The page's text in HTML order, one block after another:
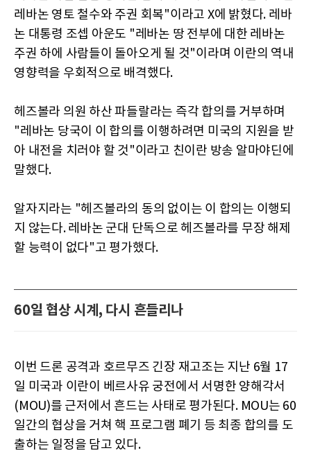
레바논 영토 철수와 주권 회복"이라고 X에 밝혔다. 레바
논 대통령 조셉 아운도 "레바논 땅 전부에 대한 레바논
주권 하에 사람들이 돌아오게 될 것"이라며 이란의 역내
영향력을 우회적으로 배격했다.
헤즈볼라 의원 하산 파들랄라는 즉각 합의를 거부하며
"레바논 당국이 이 합의를 이행하려면 미국의 지원을 받
아 내전을 치러야 할 것"이라고 친이란 방송 알마야딘에
말했다.
알자지라는 "헤즈볼라의 동의 없이는 이 합의는 이행되
지 않는다. 레바논 군대 단독으로 헤즈볼라를 무장 해제
할 능력이 없다"고 평가했다.
60일 협상 시계, 다시 흔들리나
이번 드론 공격과 호르무즈 긴장 재고조는 지난 6월 17
일 미국과 이란이 베르사유 궁전에서 서명한 양해각서
(MOU)를 근저에서 흔드는 사태로 평가된다. MOU는 60
일간의 협상을 거쳐 핵 프로그램 폐기 등 최종 합의를 도
출하는 일정을 담고 있다.